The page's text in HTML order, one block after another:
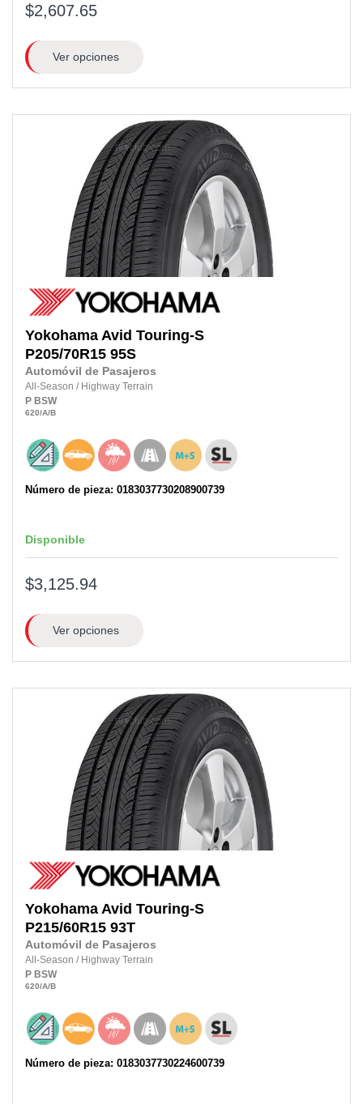
$2,607.65
Ver opciones
Yokohama Avid Touring-S
P205/70R15 95S
Automóvil de Pasajeros
All-Season / Highway Terrain
P BSW
620/A/B
Número de pieza: 0183037730208900739
Disponible
$3,125.94
Ver opciones
Yokohama Avid Touring-S
P215/60R15 93T
Automóvil de Pasajeros
All-Season / Highway Terrain
P BSW
620/A/B
Número de pieza: 0183037730224600739